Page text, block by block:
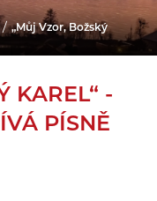
„Můj Vzor, Božský Karel“ -
KAREL“ -
PÍSNĚ